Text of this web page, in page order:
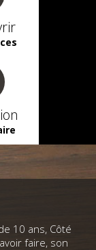
10 ans, Côté
faire, son